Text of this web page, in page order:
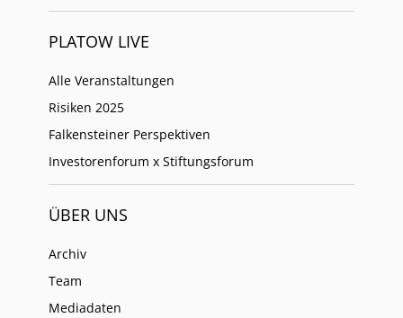
PLATOW LIVE
Alle Veranstaltungen
Risiken 2025
Falkensteiner Perspektiven
Investorenforum x Stiftungsforum
ÜBER UNS
Archiv
Team
Mediadaten